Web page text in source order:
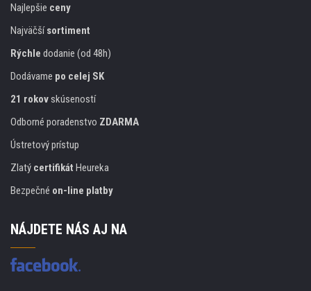
Najlepšie ceny
Najväčšísortiment
Rýchle dodanie (od 48h)
Dodávame po celej SK
21 rokovskúseností
Odborné poradenstvo ZDARMA
Ústretový prístup
Zlatý certifikát Heureka
Bezpečné on-line platby
NÁJDETE NÁS AJ NA